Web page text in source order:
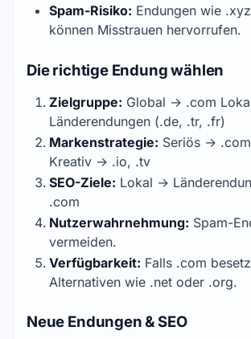
Spam-Risiko: Endungen wie
können Misstrauen hervorrufen.
Die richtige Endung wählen
Zielgruppe: Global → .com
Länderendungen (.de, .tr, .fr)
Markenstrategie: Seriös →
Kreativ → .io, .tv
SEO-Ziele: Lokal →
.com
Nutzerwahrnehmung: Spam-
vermeiden.
Verfügbarkeit: Falls .com
Alternativen wie .net oder .org.
Neue Endungen & SEO